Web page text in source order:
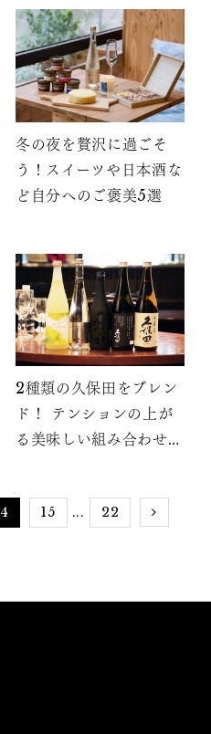
冬の夜を贅沢に過ごそ
う！スイーツや日本酒な
ど自分へのご褒美5選
2種類の久保田をブレン
ド！ テンションの上が
る美味しい組み合わせを
15 ... 22